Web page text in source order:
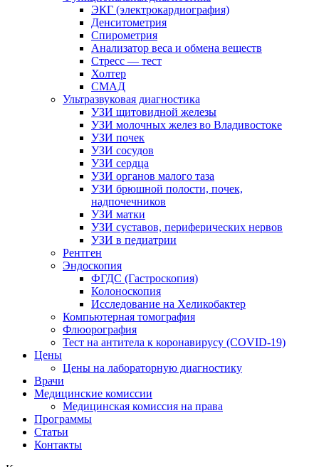
ЭКГ (электрокардиография)
Денситометрия
Спирометрия
Анализатор веса и обмена веществ
Стресс — тест
Холтер
СМАД
Ультразвуковая диагностика
УЗИ щитовидной железы
УЗИ молочных желез во Владивостоке
УЗИ почек
УЗИ сосудов
УЗИ сердца
УЗИ органов малого таза
УЗИ брюшной полости, почек,
надпочечников
УЗИ матки
УЗИ суставов, периферических нервов
УЗИ в педиатрии
Рентген
Эндоскопия
ФГДС (Гастроскопия)
Колоноскопия
Исследование на Хеликобактер
Компьютерная томография
Флюорография
Тест на антитела к коронавирусу (COVID-19)
Цены
Цены на лабораторную диагностику
Врачи
Медицинские комиссии
Медицинская комиссия на права
Программы
Статьи
Контакты